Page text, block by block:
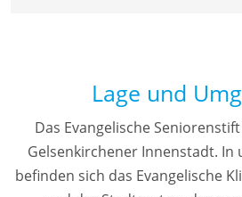
Lage und
Das Evangelische
Gelsenkirchener Innenstadt.
befinden sich das Evangelische